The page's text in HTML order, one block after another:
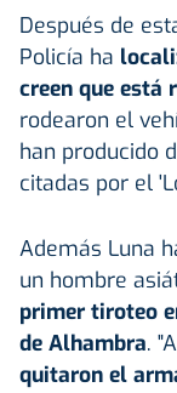
Después de
Policía ha
creen que está
rodearon el
han producido
citadas por el
Además Luna
un hombre
primer tiroteo
de Alhambra.
quitaron el